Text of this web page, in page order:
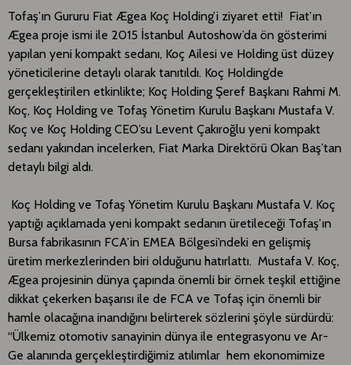
Tofaş’ın Gururu Fiat Ægea Koç Holding’i ziyaret etti! Fiat’ın
Ægea proje ismi ile 2015 İstanbul Autoshow’da ön gösterimi
yapılan yeni kompakt sedanı, Koç Ailesi ve Holding üst düzey
yöneticilerine detaylı olarak tanıtıldı. Koç Holding’de
gerçekleştirilen etkinlikte; Koç Holding Şeref Başkanı Rahmi M.
Koç, Koç Holding ve Tofaş Yönetim Kurulu Başkanı Mustafa V.
Koç ve Koç Holding CEO’su Levent Çakıroğlu yeni kompakt
sedanı yakından incelerken, Fiat Marka Direktörü Okan Baş’tan
detaylı bilgi aldı.
Koç Holding ve Tofaş Yönetim Kurulu Başkanı Mustafa V. Koç
yaptığı açıklamada yeni kompakt sedanın üretileceği Tofaş’ın
Bursa fabrikasının FCA’in EMEA Bölgesi’ndeki en gelişmiş
üretim merkezlerinden biri olduğunu hatırlattı. Mustafa V. Koç,
Ægea projesinin dünya çapında önemli bir örnek teşkil ettiğine
dikkat çekerken başarısı ile de FCA ve Tofaş için önemli bir
hamle olacağına inandığını belirterek sözlerini şöyle sürdürdü:
“Ülkemiz otomotiv sanayinin dünya ile entegrasyonu ve Ar-
Ge alanında gerçekleştirdiğimiz atılımlar hem ekonomimize